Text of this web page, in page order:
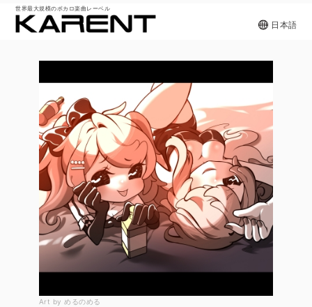
世界最大規模のボカロ楽曲レーベル
日本語
Art by めるのめる